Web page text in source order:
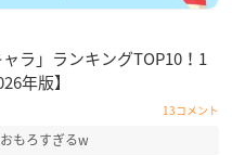
ラ」ランキングTOP10！1
年版】
13コメント
もろすぎるw